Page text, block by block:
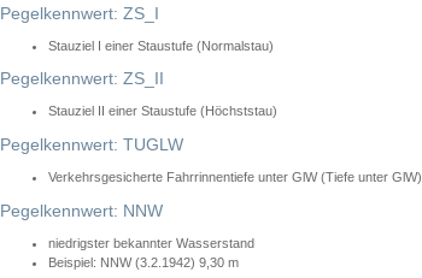
Pegelkennwert: ZS_I
Stauziel I einer Staustufe (Normalstau)
Pegelkennwert: ZS_II
Stauziel II einer Staustufe (Höchststau)
Pegelkennwert: TUGLW
Verkehrsgesicherte Fahrrinnentiefe unter GlW (Tiefe unter GlW)
Pegelkennwert: NNW
niedrigster bekannter Wasserstand
Beispiel: NNW (3.2.1942) 9,30 m